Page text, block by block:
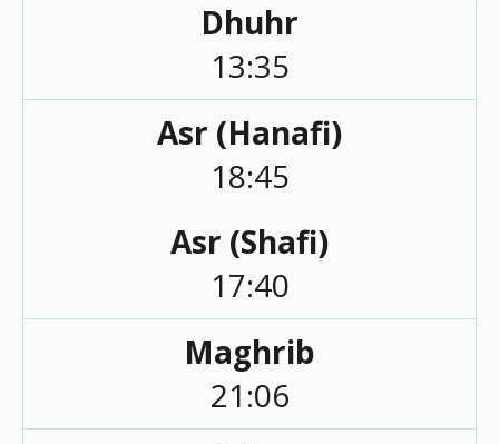
Dhuhr
13:35
Asr (Hanafi)
18:45
Asr (Shafi)
17:40
Maghrib
21:06